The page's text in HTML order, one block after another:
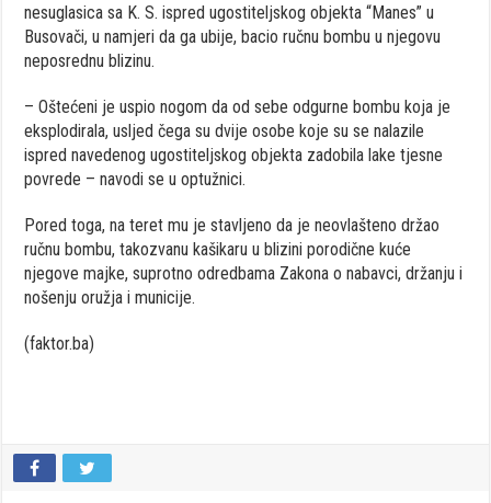
nesuglasica sa K. S. ispred ugostiteljskog objekta “Manes” u
Busovači, u namjeri da ga ubije, bacio ručnu bombu u njegovu
neposrednu blizinu.
– Oštećeni je uspio nogom da od sebe odgurne bombu koja je
eksplodirala, usljed čega su dvije osobe koje su se nalazile
ispred navedenog ugostiteljskog objekta zadobila lake tjesne
povrede – navodi se u optužnici.
Pored toga, na teret mu je stavljeno da je neovlašteno držao
ručnu bombu, takozvanu kašikaru u blizini porodične kuće
njegove majke, suprotno odredbama Zakona o nabavci, držanju i
nošenju oružja i municije.
(faktor.ba)